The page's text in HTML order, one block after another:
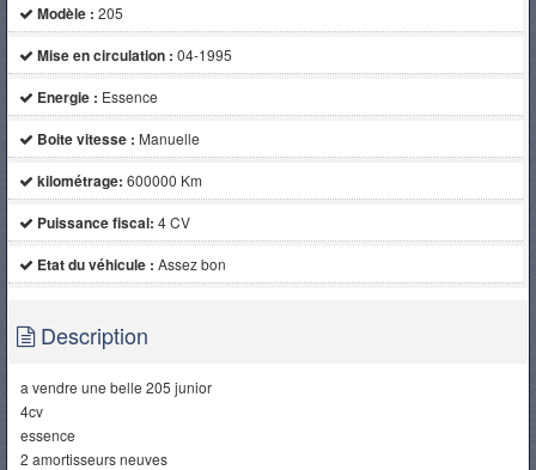
Modèle : 205
Mise en circulation : 04-1995
Energie : Essence
Boite vitesse : Manuelle
kilométrage: 600000 Km
Puissance fiscal: 4 CV
Etat du véhicule : Assez bon
Description
a vendre une belle 205 junior
4cv
essence
2 amortisseurs neuves